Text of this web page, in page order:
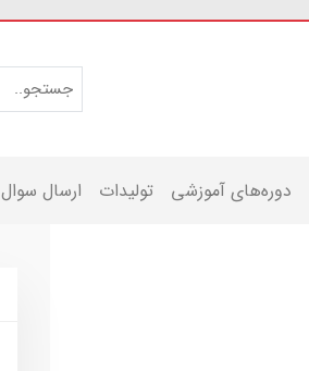
دوره‌های آموزشی تولیدات ارسال سوال